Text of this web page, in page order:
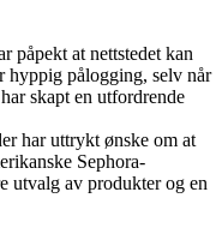
påpekt at nettstedet kan
hyppig pålogging, selv når
skapt en utfordrende
har uttrykt ønske om at
Sephora-
utvalg av produkter og en